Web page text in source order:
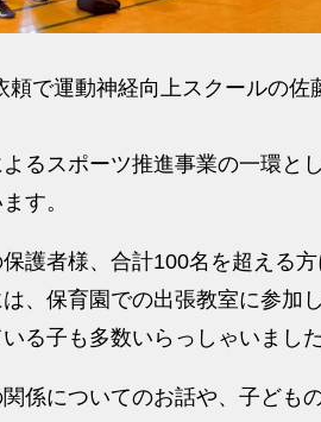
で運動神経向上スクールの
るスポーツ推進事業の一環と
す。
護者様、合計100名を超える方
、保育園での出張教室に参加
る子も多数いらっしゃいました
係についてのお話や、子ども